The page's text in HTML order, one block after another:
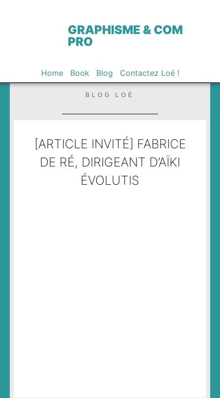
GRAPHISME & COM
PRO
Home Book Blog Contactez Loé !
BLOG LOÉ
[ARTICLE INVITÉ] FABRICE
DE RÉ, DIRIGEANT D’AÏKI
ÉVOLUTIS